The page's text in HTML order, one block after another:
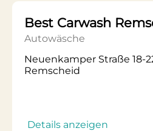
Best Carwash
Autowäsche
Neuenkamper Straße 18-
Remscheid
Details anzeigen